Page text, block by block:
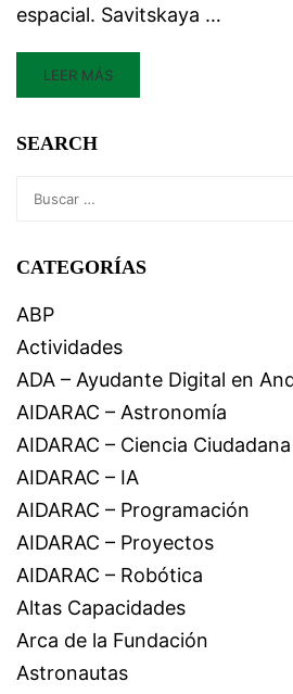
espacial. Savitskaya …
LEER MÁS
SEARCH
CATEGORÍAS
ABP
Actividades
ADA – Ayudante Digital en
AIDARAC – Astronomía
AIDARAC – Ciencia Ciudadana
AIDARAC – IA
AIDARAC – Programación
AIDARAC – Proyectos
AIDARAC – Robótica
Altas Capacidades
Arca de la Fundación
Astronautas